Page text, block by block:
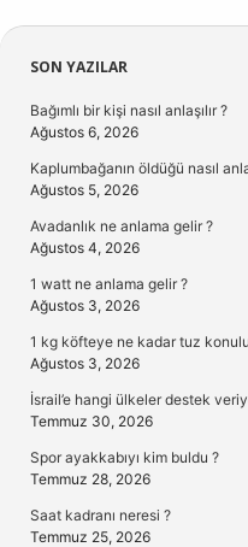
Sidebar
SON YAZILAR
Bağımlı bir kişi nasıl anlaşılır ?
Ağustos 6, 2026
Kaplumbağanın öldüğü nasıl
Ağustos 5, 2026
Avadanlık ne anlama gelir ?
Ağustos 4, 2026
1 watt ne anlama gelir ?
Ağustos 3, 2026
1 kg köfteye ne kadar tuz
Ağustos 3, 2026
İsrail’e hangi ülkeler destek
Temmuz 30, 2026
Spor ayakkabıyı kim buldu ?
Temmuz 28, 2026
Saat kadranı neresi ?
Temmuz 25, 2026